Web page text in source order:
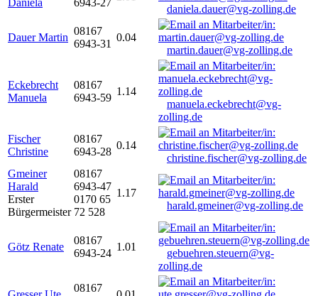
Daniela
6943-27
daniela.dauer@vg-zolling.de
Dauer Martin
08167
6943-31
0.04
martin.dauer@vg-zolling.de
Eckebrecht
Manuela
08167
6943-59
1.14
manuela.eckebrecht@vg-
zolling.de
Fischer
Christine
08167
6943-28
0.14
christine.fischer@vg-zolling.de
Gmeiner
Harald
Erster
Bürgermeister
08167
6943-47
0170 65
72 528
1.17
harald.gmeiner@vg-zolling.de
Götz Renate
08167
6943-24
1.01
gebuehren.steuern@vg-
zolling.de
08167